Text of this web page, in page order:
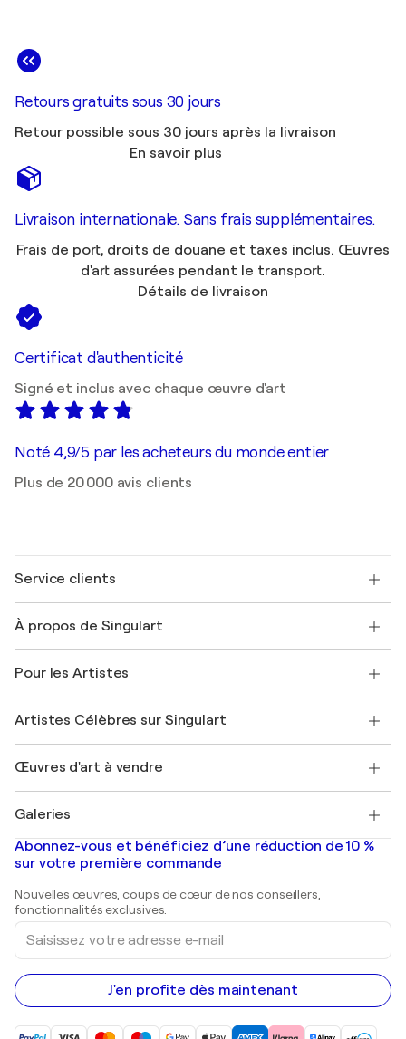
Retours gratuits sous 30 jours
Retour possible sous 30 jours après la livraison
En savoir plus
Livraison internationale. Sans frais supplémentaires.
Frais de port, droits de douane et taxes inclus. Œuvres
d'art assurées pendant le transport.
Détails de livraison
Certificat d'authenticité
Signé et inclus avec chaque œuvre d'art
Noté 4,9/5 par les acheteurs du monde entier
Plus de 20 000 avis clients
Service clients
Expédition
Offrir une carte cadeau
Rejoignez notre programme commercial
Mon compte
+33 1 76 44 06 42
À propos de Singulart
FAQ
Magazine Singulart
Emplois
Découvrez une sélection d'art original
Pour les Artistes
Se connecter en tant qu'Artiste
Artistes Célèbres sur Singulart
Marc Chagall
Banksy
Mr. Brainwash
Shepard Fairey
Œuvres d'art à vendre
Tableaux abstraits à vendre
Peintures de paysage
Estampes
Peintures acryliques
Galeries
Galeries d'art en France
Galeries d'art en Belgique
Abonnez-vous et bénéficiez d’une réduction de 10 %
sur votre première commande
Nouvelles œuvres, coups de cœur de nos conseillers,
fonctionnalités exclusives.
Saisissez
votre
adresse
e-
mail
J'en profite dès maintenant